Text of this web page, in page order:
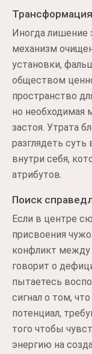
Иногда лишение
механизм
установки,
обществом
пространство
но необходимая
застоя. Утрата
разглядеть
внутри себя,
атрибутов.
Поиск
Если в центре
присвоения
конфликт
говорит о
пытаетесь
сигнал о том,
потенциал,
того чтобы
энергию на